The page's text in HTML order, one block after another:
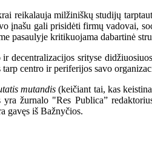
reikalauja milžiniškų studijų
įnašu gali prisidėti firmų
pasaulyje kritikuojama dabartinė
srityse
centro ir periferijos savo
mutandis (keičiant tai, kas
žurnalo "Res Publica”
gavęs iš Bažnyčios.